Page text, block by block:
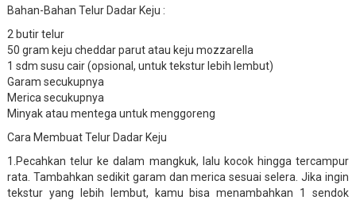
Bahan-Bahan Telur Dadar Keju :
2 butir telur
50 gram keju cheddar parut atau keju mozzarella
1 sdm susu cair (opsional, untuk tekstur lebih lembut)
Garam secukupnya
Merica secukupnya
Minyak atau mentega untuk menggoreng
Cara Membuat Telur Dadar Keju
1.Pecahkan telur ke dalam mangkuk, lalu kocok hingga tercampur
rata. Tambahkan sedikit garam dan merica sesuai selera. Jika ingin
tekstur yang lebih lembut, kamu bisa menambahkan 1 sendok